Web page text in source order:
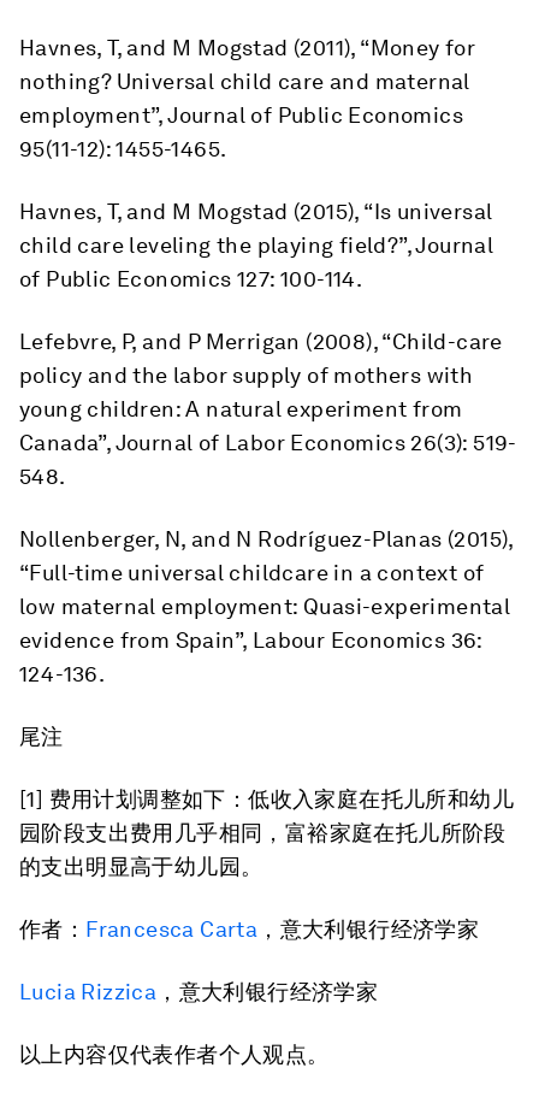
Havnes, T, and M Mogstad (2011), “Money for
nothing? Universal child care and maternal
employment”, Journal of Public Economics
95(11-12): 1455-1465.
Havnes, T, and M Mogstad (2015), “Is universal
child care leveling the playing field?”, Journal
of Public Economics 127: 100-114.
Lefebvre, P, and P Merrigan (2008), “Child-care
policy and the labor supply of mothers with
young children: A natural experiment from
Canada”, Journal of Labor Economics 26(3): 519-
548.
Nollenberger, N, and N Rodríguez-Planas (2015),
“Full-time universal childcare in a context of
low maternal employment: Quasi-experimental
evidence from Spain”, Labour Economics 36:
124-136.
尾注
[1] 费用计划调整如下：低收入家庭在托儿所和幼儿
园阶段支出费用几乎相同，富裕家庭在托儿所阶段
的支出明显高于幼儿园。
作者： Francesca Carta ，意大利银行经济学家
Lucia Rizzica ，意大利银行经济学家
以上内容仅代表作者个人观点。